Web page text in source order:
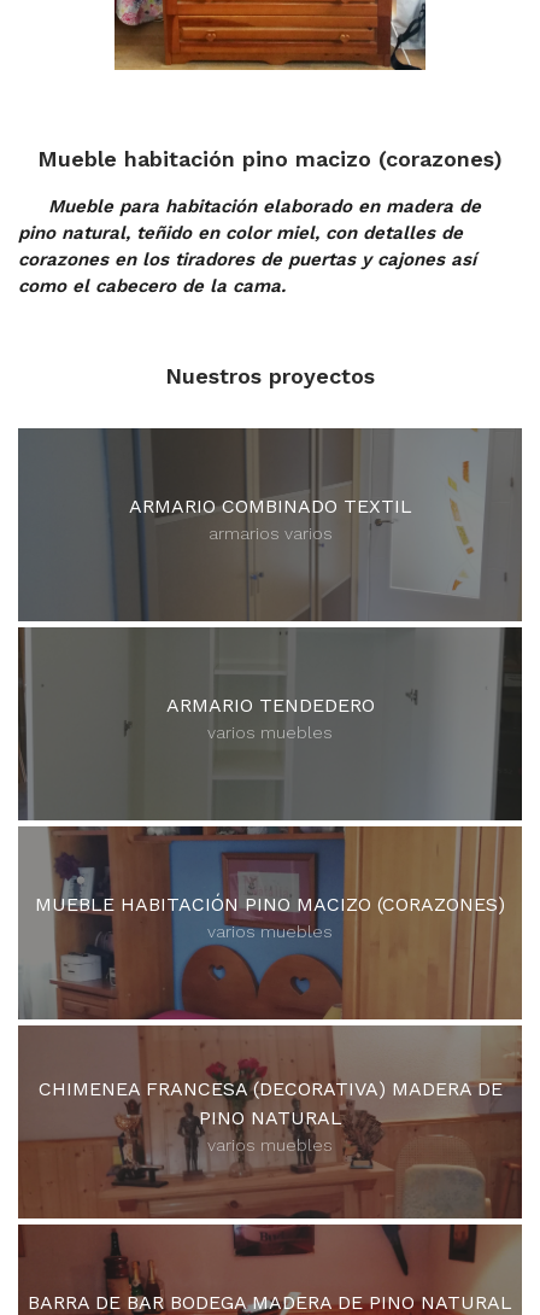
Mueble habitación pino macizo (corazones)
Mueble para habitación elaborado en madera de
pino natural, teñido en color miel, con detalles de
corazones en los tiradores de puertas y cajones así
como el cabecero de la cama.
Nuestros proyectos
ARMARIO COMBINADO TEXTIL
armarios varios
ARMARIO TENDEDERO
varios muebles
MUEBLE HABITACIÓN PINO MACIZO (CORAZONES)
varios muebles
CHIMENEA FRANCESA (DECORATIVA) MADERA DE
PINO NATURAL
varios muebles
BARRA DE BAR BODEGA MADERA DE PINO NATURAL